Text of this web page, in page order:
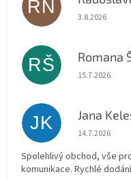
RN Hodnocení
3.8.2026
RŠ Romana
Hodnocení
15.7.2026
JK Jana
Hodnocení
14.7.2026
Spolehlivý obchod, vše
komunikace. Rychlé